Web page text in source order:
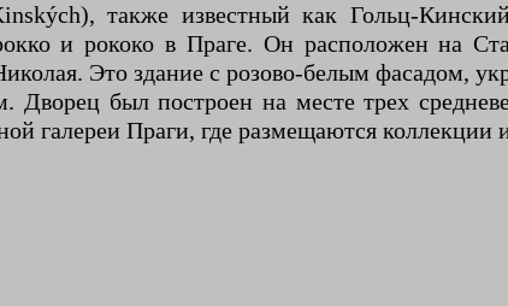
также известный как Гольц-
и рококо в Праге. Он расположен на
Это здание с розово-белым фасадом,
Дворец был построен на месте трех
галереи Праги, где размещаются коллекции